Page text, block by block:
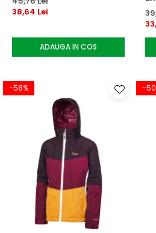
38,64 Lei
ADAUGA IN COS
-58% -